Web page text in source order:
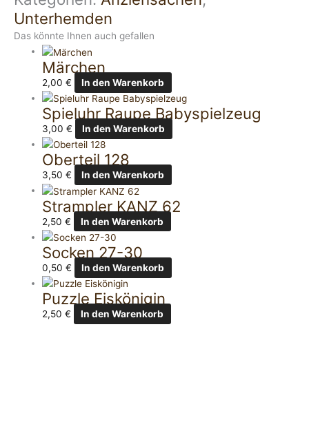
Unterhemden
Das könnte Ihnen auch gefallen
Märchen
2,00€ In den Warenkorb
Spieluhr Raupe Babyspielzeug
3,00€ In den Warenkorb
Oberteil 128
3,50€ In den Warenkorb
Strampler KANZ 62
2,50€ In den Warenkorb
Socken 27-30
0,50€ In den Warenkorb
Puzzle Eiskönigin
2,50€ In den Warenkorb